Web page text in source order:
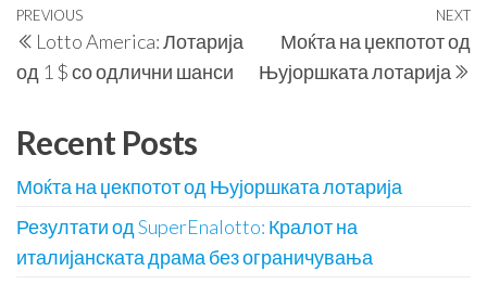
Навигација
на
напис
Previous
Post
PREVIOUS
Lotto America: Лотарија
од 1 $ со одлични шанси
NEXT
Моќта на џекпотот од
Њујоршката лотарија
Recent Posts
Моќта на џекпотот од Њујоршката лотарија
Резултати од SuperEnalotto: Кралот на
италијанската драма без ограничувања